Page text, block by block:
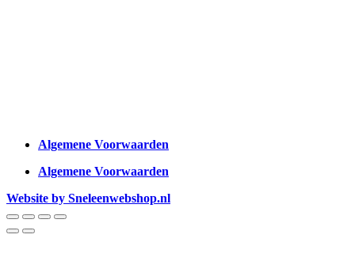
Algemene Voorwaarden
Algemene Voorwaarden
Website by Sneleenwebshop.nl